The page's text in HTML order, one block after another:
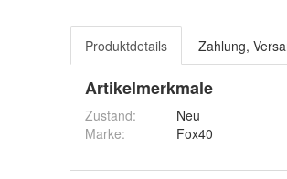
Produktdetails Zahlung,
Artikelmerkmale
Zustand:
Neu
Marke:
Fox40